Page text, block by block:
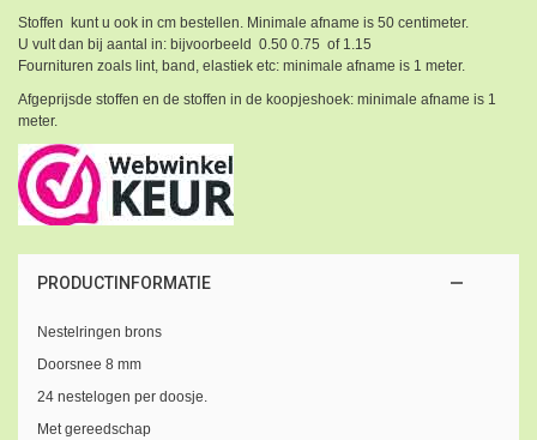
Stoffen kunt u ook in cm bestellen. Minimale afname is 50 centimeter.
U vult dan bij aantal in: bijvoorbeeld 0.50 0.75 of 1.15
Fournituren zoals lint, band, elastiek etc: minimale afname is 1 meter.
Afgeprijsde stoffen en de stoffen in de koopjeshoek: minimale afname is 1
meter.
PRODUCTINFORMATIE
Nestelringen brons
Doorsnee 8 mm
24 nestelogen per doosje.
Met gereedschap